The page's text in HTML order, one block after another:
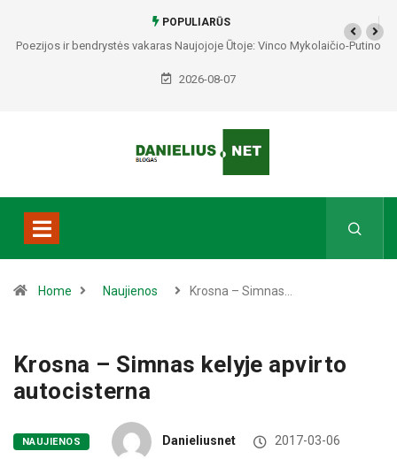
POPULIARŪS
Poezijos ir bendrystės vakaras Naujojoje Ūtoje: Vinco Mykolaičio-Putino
tėviškėje skambės eilės, dainos ir arbatos puodelių šiluma
2026-08-07
Home Naujienos Krosna – Simnas…
Krosna – Simnas kelyje apvirto
autocisterna
NAUJIENOS Danieliusnet 2017-03-06